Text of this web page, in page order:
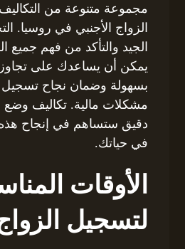
مجموعة متنوعة من
الزواج الأجنبي في روسيا.
الجيد والتأكد من فهم جميع
يمكن أن يساعدك على تجاوز
بسهولة وضمان نجاح
مشكلات مالية. تكاليف وضع
دقيق ستساهم في إنجاح
في حياتك.
الأوقات
لتسجيل